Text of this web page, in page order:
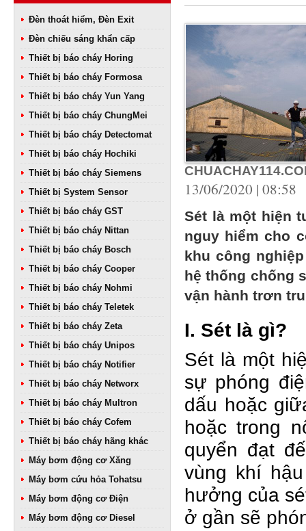
Đèn thoát hiểm, Đèn Exit
Đèn chiếu sáng khẩn cấp
Thiết bị báo cháy Horing
Thiết bị báo cháy Formosa
Thiết bị báo cháy Yun Yang
Thiết bị báo cháy ChungMei
Thiết bị báo cháy Detectomat
Thiết bị báo cháy Hochiki
Thiết bị báo cháy Siemens
Thiết bị System Sensor
Thiết bị báo cháy GST
Thiết bị báo cháy Nittan
Thiết bị báo cháy Bosch
Thiết bị báo cháy Cooper
Thiết bị báo cháy Nohmi
Thiết bị báo cháy Teletek
Thiết bị báo cháy Zeta
Thiết bị báo cháy Unipos
Thiết bị báo cháy Notifier
Thiết bị báo cháy Networx
Thiết bị báo cháy Multron
Thiết bị báo cháy Cofem
Thiết bị báo cháy hãng khác
Máy bơm động cơ Xăng
Máy bơm cứu hỏa Tohatsu
Máy bơm động cơ Điện
Máy bơm động cơ Diesel
13/06/2020 | 08:58
Sét là một hiện
nguy hiểm cho
khu công
hệ thống chống
vận hành trơn
I. Sét là gì?
Sét là một
sự phóng
dấu hoặc
hoặc trong
quyển đạt
vùng khí
hưởng của
ở gần sẽ